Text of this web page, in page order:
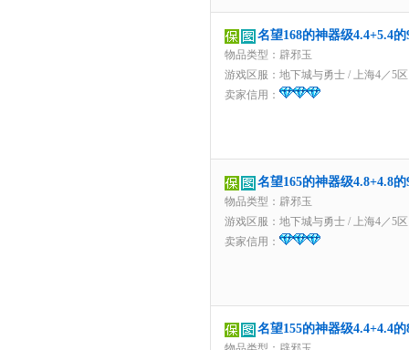
名望168的神器级4.4+5.4
物品类型：辟邪玉
游戏区服： 地下城与勇士 / 上海4／5区
卖家信用：
名望165的神器级4.8+4.8
物品类型：辟邪玉
游戏区服： 地下城与勇士 / 上海4／5区
卖家信用：
名望155的神器级4.4+4.4